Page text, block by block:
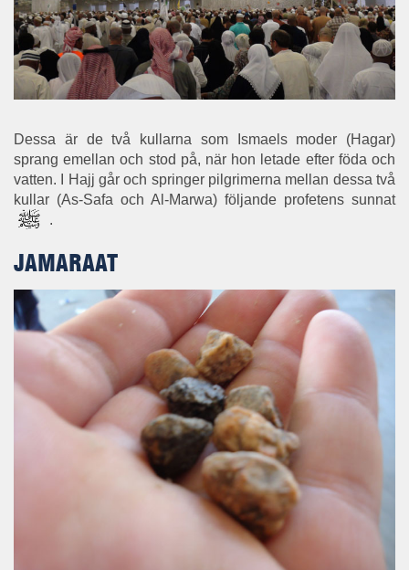
Dessa är de två kullarna som Ismaels moder (Hagar)
sprang emellan och stod på, när hon letade efter föda och
vatten. I Hajj går och springer pilgrimerna mellan dessa två
kullar (As-Safa och Al-Marwa) följande profetens sunnat
.
JAMARAAT